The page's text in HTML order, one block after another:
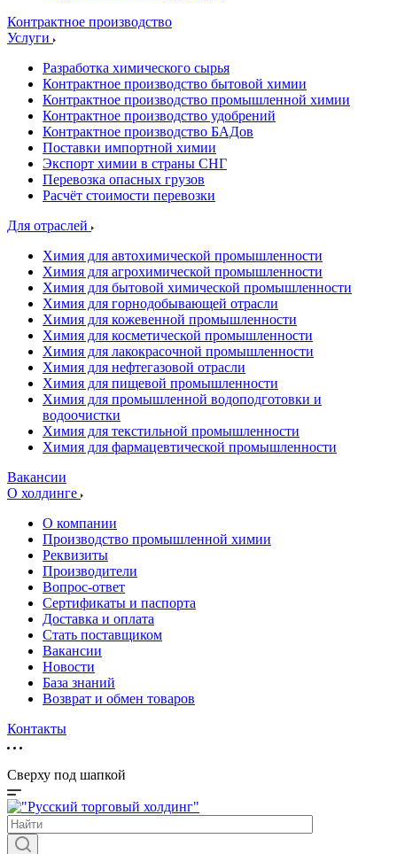
Контрактное производство
Услуги
Разработка химического сырья
Контрактное производство бытовой химии
Контрактное производство промышленной химии
Контрактное производство удобрений
Контрактное производство БАДов
Поставки импортной химии
Экспорт химии в страны СНГ
Перевозка опасных грузов
Расчёт стоимости перевозки
Для отраслей
Химия для автохимической промышленности
Химия для агрохимической промышленности
Химия для бытовой химической промышленности
Химия для горнодобывающей отрасли
Химия для кожевенной промышленности
Химия для косметической промышленности
Химия для лакокрасочной промышленности
Химия для нефтегазовой отрасли
Химия для пищевой промышленности
Химия для промышленной водоподготовки и
водоочистки
Химия для текстильной промышленности
Химия для фармацевтической промышленности
Вакансии
О холдинге
О компании
Производство промышленной химии
Реквизиты
Производители
Вопрос-ответ
Сертификаты и паспорта
Доставка и оплата
Стать поставщиком
Вакансии
Новости
База знаний
Возврат и обмен товаров
Контакты
Сверху под шапкой